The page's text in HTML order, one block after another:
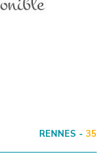
RENNES - 35